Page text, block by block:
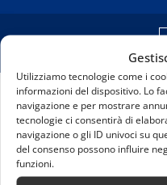
Utilizziamo tecnologie come i
informazioni del dispositivo. Lo
navigazione e per mostrare
tecnologie ci consentirà di
navigazione o gli ID univoci su
del consenso possono influire
funzioni.
Home
Allianz Milano
successo consecutivo in